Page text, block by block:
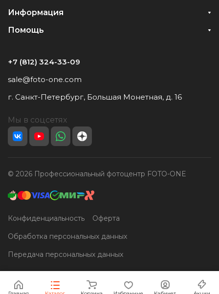
Информация
Помощь
+7 (812) 324-33-09
sale@foto-one.com
г. Санкт-Петербург, Большая Монетная, д. 16
Мы в соцсетях
© 2026 Профессиональный фотоцентр FOTO-ONE
Конфиденциальность Оферта
Обработка персональных данных
Передача персональных данных